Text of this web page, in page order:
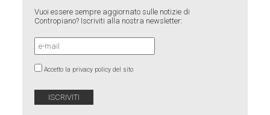
Vuoi essere sempre aggiornato sulle notizie di
Contropiano? Iscriviti alla nostra newsletter:
Accetto la privacy policy del sito